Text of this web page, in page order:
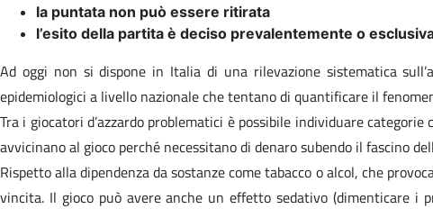
la puntata non può essere ritirata
l’esito della partita è deciso prevalentemente o
Ad oggi non si dispone in Italia di una rilevazione sistematica
epidemiologici a livello nazionale che tentano di quantificare il
Tra i giocatori d’azzardo problematici è possibile individuare
avvicinano al gioco perché necessitano di denaro subendo il fascino
Rispetto alla dipendenza da sostanze come tabacco o alcol, che
vincita. Il gioco può avere anche un effetto sedativo (dimenticare i